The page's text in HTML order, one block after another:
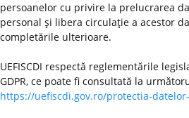
persoanelor cu privire la prelucrarea
personal şi libera circulaţie a acestor
completările ulterioare.
UEFISCDI respectă reglementările
GDPR, ce poate fi consultată la
https://uefiscdi.gov.ro/protectia-